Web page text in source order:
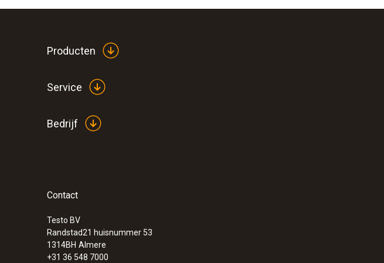
Producten
Service
Bedrijf
Contact
Testo BV
Randstad21 huisnummer 53
1314BH Almere
+31 36 548 7000